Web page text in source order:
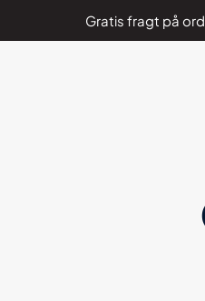
Gratis fragt på